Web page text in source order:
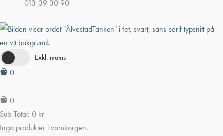
013-39 30 90
Exkl. moms
0
0
Sub-Total: 0 kr
Inga produkter i varukorgen.